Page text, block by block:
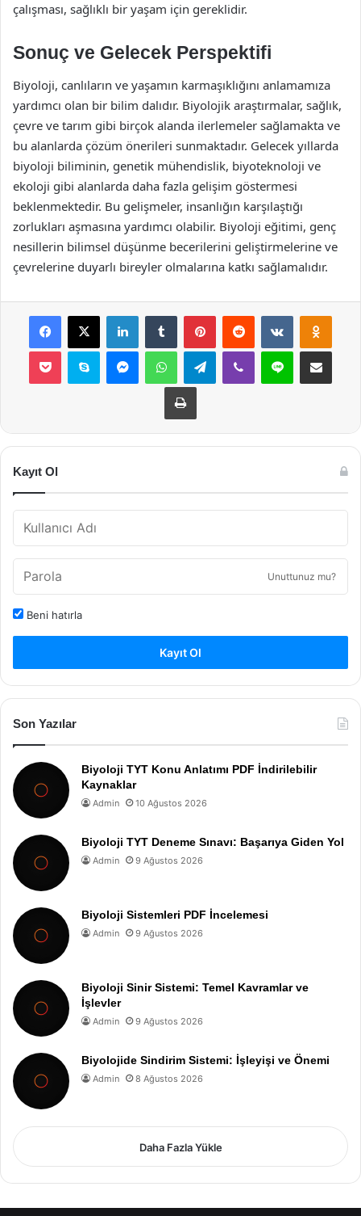
çalışması, sağlıklı bir yaşam için gereklidir.
Sonuç ve Gelecek Perspektifi
Biyoloji, canlıların ve yaşamın karmaşıklığını anlamamıza
yardımcı olan bir bilim dalıdır. Biyolojik araştırmalar, sağlık,
çevre ve tarım gibi birçok alanda ilerlemeler sağlamakta ve
bu alanlarda çözüm önerileri sunmaktadır. Gelecek yıllarda
biyoloji biliminin, genetik mühendislik, biyoteknoloji ve
ekoloji gibi alanlarda daha fazla gelişim göstermesi
beklenmektedir. Bu gelişmeler, insanlığın karşılaştığı
zorlukları aşmasına yardımcı olabilir. Biyoloji eğitimi, genç
nesillerin bilimsel düşünme becerilerini geliştirmelerine ve
çevrelerine duyarlı bireyler olmalarına katkı sağlamalıdır.
Facebook
X LinkedInTumblr PinterestReddit VKontakte
Pocket Skype MessengerWhatsAppTelegramViber Line E-Posta ile
Yazdır
Kayıt Ol
Unuttunuz mu?
Beni hatırla
Kayıt Ol
Son Yazılar
Biyoloji TYT Konu Anlatımı PDF İndirilebilir
Kaynaklar
Admin 10 Ağustos 2026
Biyoloji TYT Deneme Sınavı: Başarıya Giden Yol
Admin 9 Ağustos 2026
Biyoloji Sistemleri PDF İncelemesi
Admin 9 Ağustos 2026
Biyoloji Sinir Sistemi: Temel Kavramlar ve
İşlevler
Admin 9 Ağustos 2026
Biyolojide Sindirim Sistemi: İşleyişi ve Önemi
Admin 8 Ağustos 2026
Daha Fazla Yükle